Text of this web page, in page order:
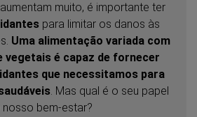
muito, é importante ter
para limitar os danos às
Uma alimentação variada com
vegetais é capaz de fornecer
que necessitamos para
. Mas qual é o seu papel
nosso bem-estar?